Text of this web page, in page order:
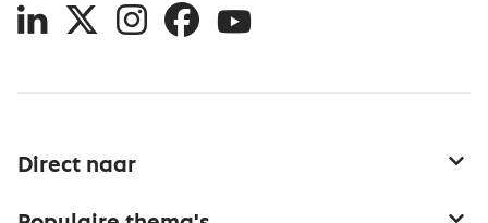
Direct naar
LinkedIn
X InstagramFacebookYouTube